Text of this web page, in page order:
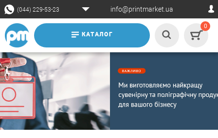
(044) 229-53-23 info@printmarket.ua
КАТАЛОГ
0